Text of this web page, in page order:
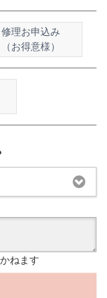
修理お申込み
（お得意様）
ねます